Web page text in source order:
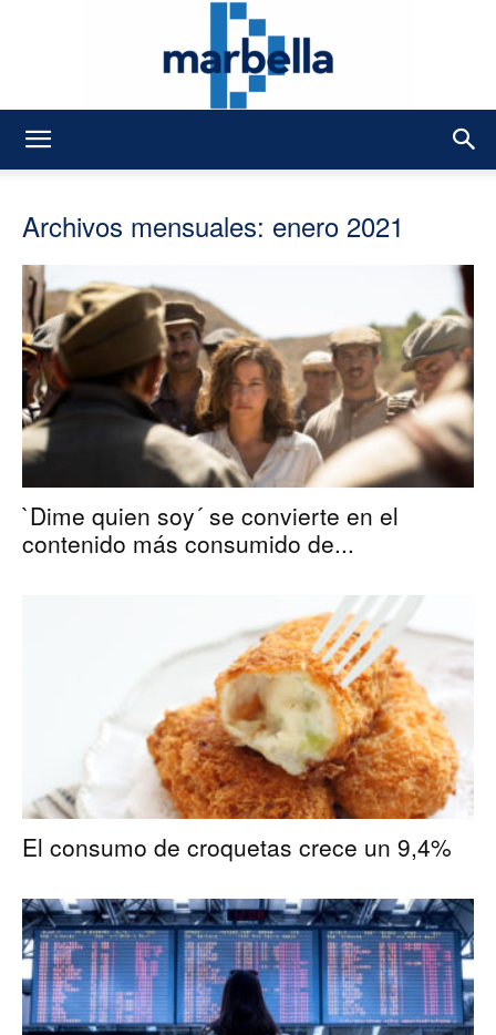
Archivos mensuales: enero 2021
`Dime quien soy´ se convierte en el
contenido más consumido de...
El consumo de croquetas crece un 9,4%